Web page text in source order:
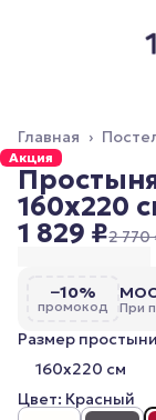
Главная ›
Акция
160x220
1 829 ₽2 770
−10%
промокод При
Размер
160x220 см
Цвет: Красный